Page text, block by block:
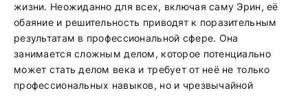
жизни. Неожиданно для всех, включая саму Эрин, её
обаяние и решительность приводят к поразительным
результатам в профессиональной сфере. Она
занимается сложным делом, которое потенциально
может стать делом века и требует от неё не только
профессиональных навыков, но и чрезвычайной